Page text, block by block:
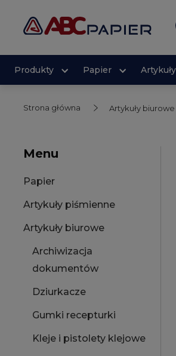
Produkty Papier
Strona główna Artykuły biurowe
Menu
Papier
Artykuły piśmienne
Artykuły biurowe
Archiwizacja
dokumentów
Dziurkacze
Gumki recepturki
Kleje i pistolety klejowe